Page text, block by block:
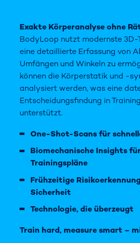
Exakte Körperanalyse ohne
BodyLoop nutzt modernste 3D-
eine detaillierte Erfassung von
Umfängen und Winkeln zu
können die Körperstatik und -
analysiert werden, was eine
Entscheidungsfindung in
unterstützt.
One-Shot-Scans für
Biomechanische Insights
Trainingspläne
Frühzeitige
Sicherheit
Technologie, die überzeugt
Train hard, measure smart –